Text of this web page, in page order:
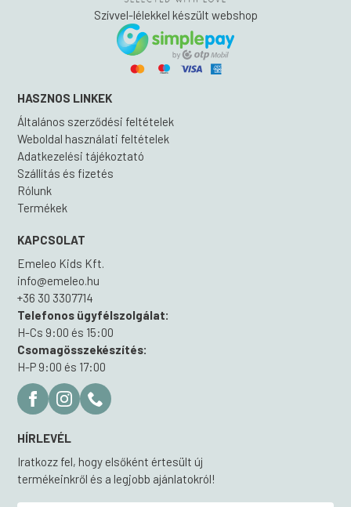
Szívvel-lélekkel készült webshop
HASZNOS LINKEK
Általános szerződési feltételek
Weboldal használati feltételek
Adatkezelési tájékoztató
Szállítás és fizetés
Rólunk
Termékek
KAPCSOLAT
Emeleo Kids Kft.
info@emeleo.hu
+36 30 3307714
Telefonos ügyfélszolgálat:
H-Cs 9:00 és 15:00
Csomagösszekészítés:
H-P 9:00 és 17:00
HÍRLEVÉL
Iratkozz fel, hogy elsőként értesült új
termékeinkről és a legjobb ajánlatokról!